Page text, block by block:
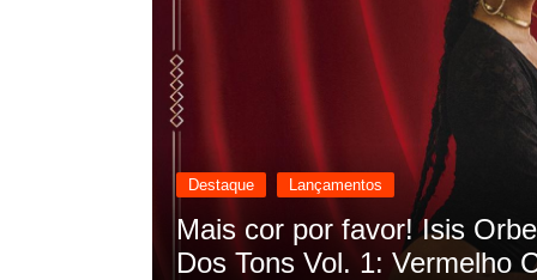
Destaque Lançamentos
Rashid vai buscar nos HQs
sua nova música